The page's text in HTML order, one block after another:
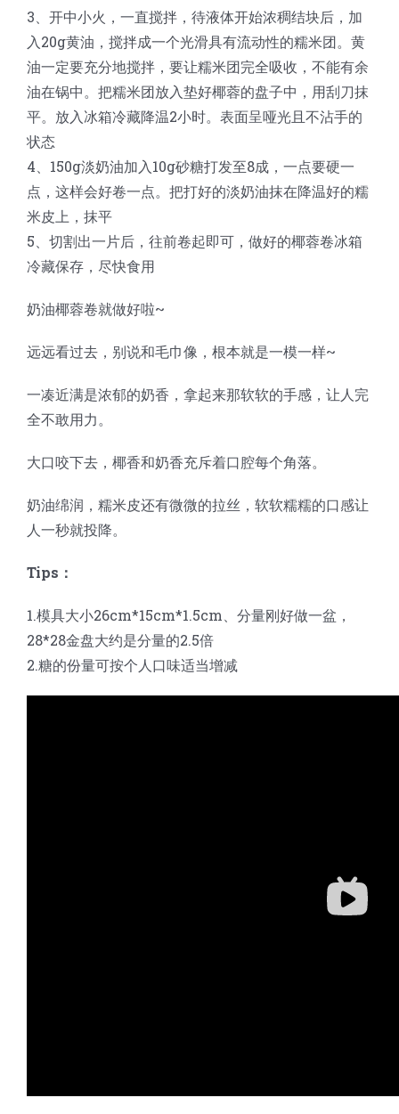
3、开中小火，一直搅拌，待液体开始浓稠结块后，加
入20g黄油，搅拌成一个光滑具有流动性的糯米团。黄
油一定要充分地搅拌，要让糯米团完全吸收，不能有余
油在锅中。把糯米团放入垫好椰蓉的盘子中，用刮刀抹
平。放入冰箱冷藏降温2小时。表面呈哑光且不沾手的
状态
4、150g淡奶油加入10g砂糖打发至8成，一点要硬一
点，这样会好卷一点。把打好的淡奶油抹在降温好的糯
米皮上，抹平
5、切割出一片后，往前卷起即可，做好的椰蓉卷冰箱
冷藏保存，尽快食用
奶油椰蓉卷就做好啦~
远远看过去，别说和毛巾像，根本就是一模一样~
一凑近满是浓郁的奶香，拿起来那软软的手感，让人完
全不敢用力。
大口咬下去，椰香和奶香充斥着口腔每个角落。
奶油绵润，糯米皮还有微微的拉丝，软软糯糯的口感让
人一秒就投降。
Tips：
1.模具大小26cm*15cm*1.5cm、分量刚好做一盆，
28*28金盘大约是分量的2.5倍
2.糖的份量可按个人口味适当增减